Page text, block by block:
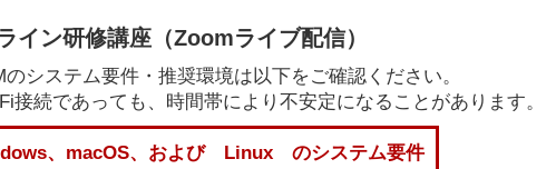
イン研修講座（Zoomライブ配信）
のシステム要件・推奨環境は以下をご確認ください。
接続であっても、時間帯により不安定になることがあります。
、macOS、および Linux のシステム要件